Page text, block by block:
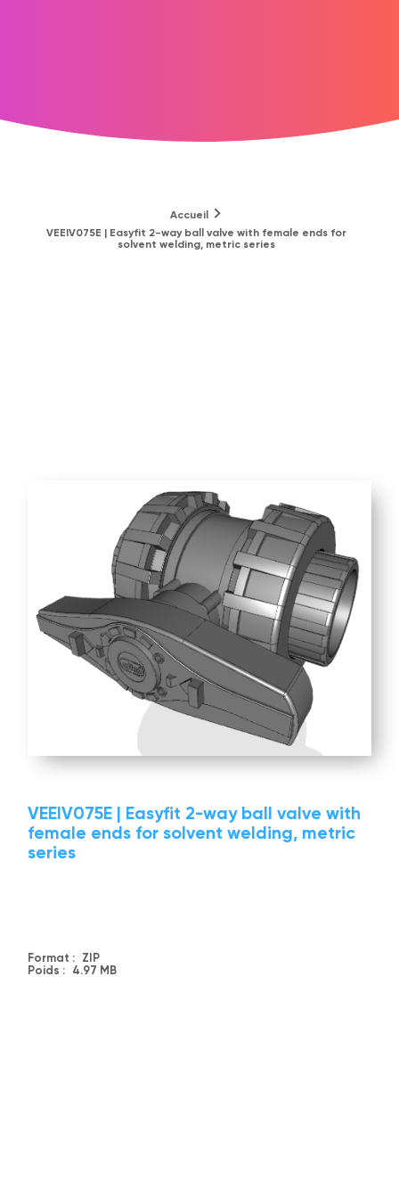
Accueil
VEEIV075E | Easyfit 2-way ball valve with female ends for
solvent welding, metric series
VEEIV075E | Easyfit 2-way ball valve with
female ends for solvent welding, metric
series
Format : ZIP
Poids : 4.97 MB